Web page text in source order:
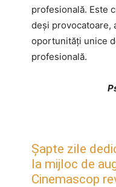
profesională. Este
deși provocatoare,
oportunități unice
profesională.
Șapte zile
la mijloc de
Cinemascop